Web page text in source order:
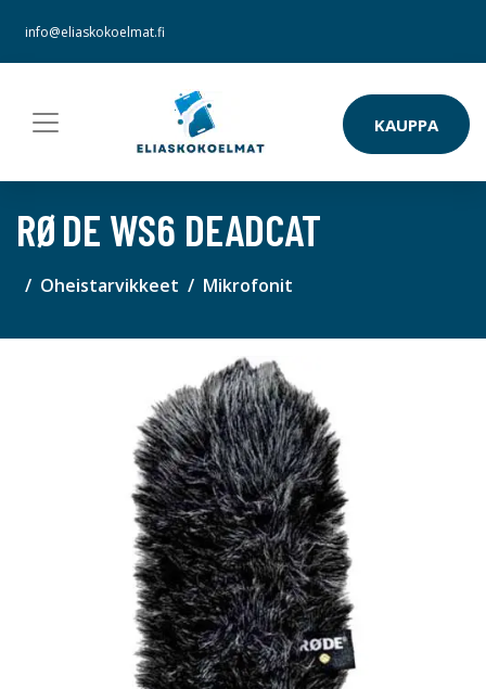
info@eliaskokoelmat.fi
KAUPPA
RØDE WS6 DEADCAT
Oheistarvikkeet Mikrofonit